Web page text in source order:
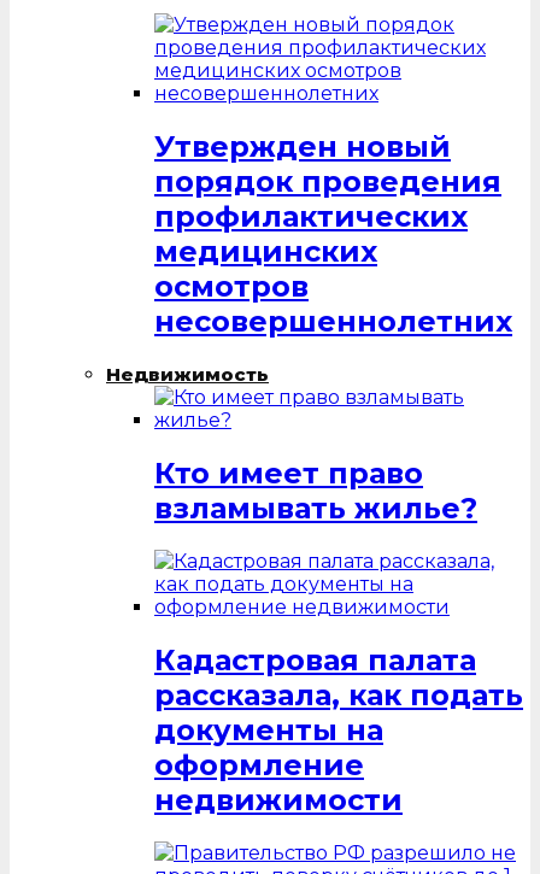
Утвержден новый
порядок проведения
профилактических
медицинских
осмотров
несовершеннолетних
Недвижимость
Кто имеет право
взламывать жилье?
Кадастровая палата
рассказала, как подать
документы на
оформление
недвижимости